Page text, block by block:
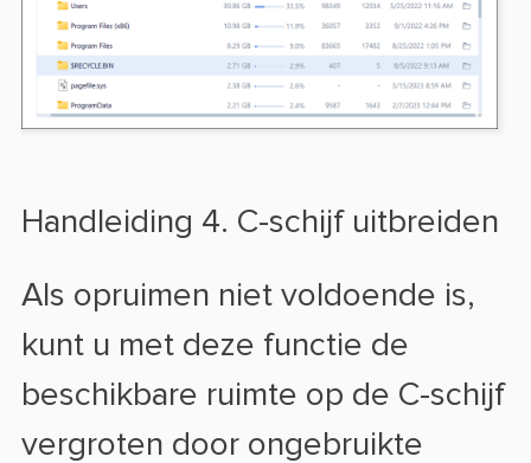
Handleiding 4. C-schijf uitbreiden
Als opruimen niet voldoende is,
kunt u met deze functie de
beschikbare ruimte op de C-schijf
vergroten door ongebruikte